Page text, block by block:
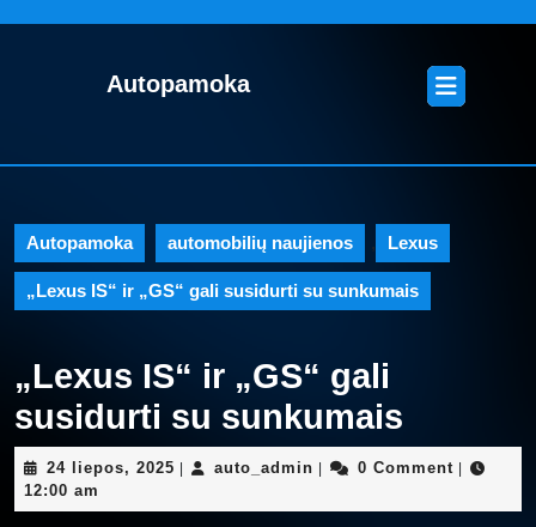
Autopamoka
Open
Button
Autopamoka automobilių naujienos , Lexus
„Lexus IS“ ir „GS“ gali susidurti su sunkumais
„Lexus IS“ ir „GS“ gali
susidurti su sunkumais
24 liepos, 2025 24
2025
auto_admin auto_admin
0 Comment
12:00 am